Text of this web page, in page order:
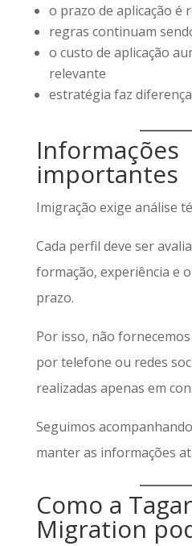
o prazo de aplicação é
regras continuam
o custo de aplicação
relevante
estratégia faz
Informações
importantes
Imigração exige análise
Cada perfil deve ser
formação, experiência e
prazo.
Por isso, não
por telefone ou redes
realizadas apenas em
Seguimos
manter as informações
Como a
Migration